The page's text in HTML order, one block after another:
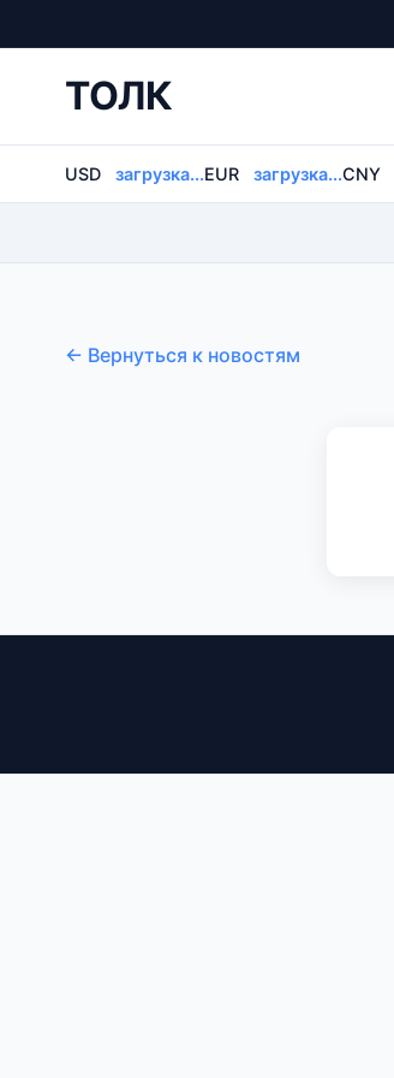
ТОЛК
USD загрузка...EUR загрузка...CNY
← Вернуться к новостям